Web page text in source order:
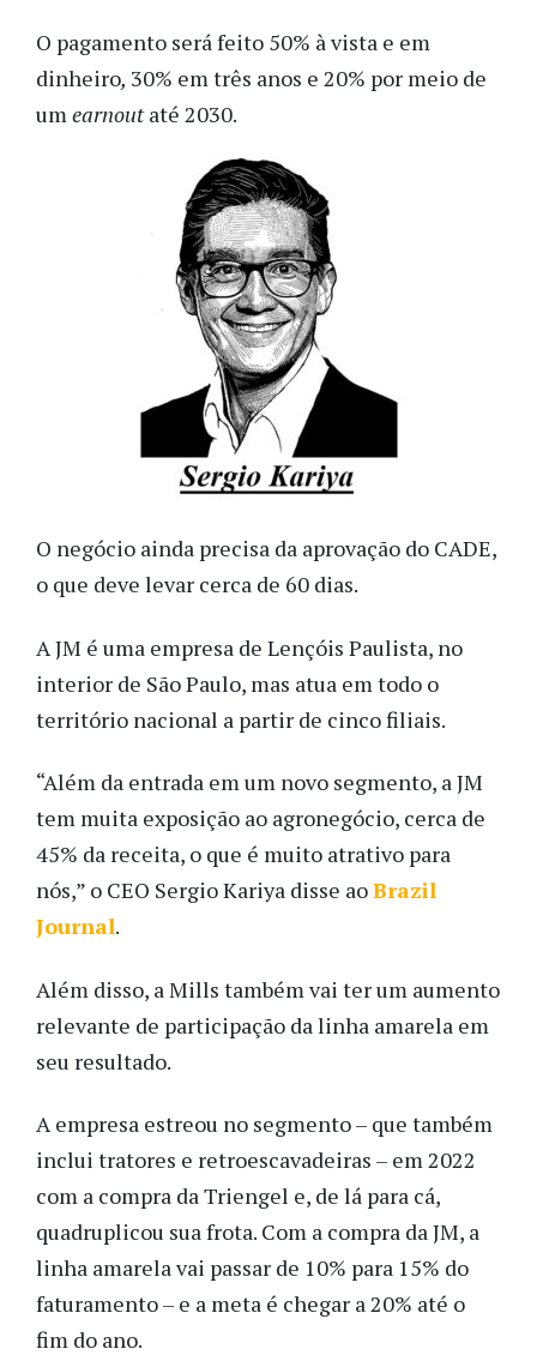
O pagamento será feito 50% à vista e em
dinheiro, 30% em três anos e 20% por meio de
umearnoutaté 2030.
O negócio ainda precisa da aprovação do CADE,
o que deve levar cerca de 60 dias.
A JM é uma empresa de Lençóis Paulista, no
interior de São Paulo, mas atua em todo o
território nacional a partir de cinco filiais.
“Além da entrada em um novo segmento, a JM
tem muita exposição ao agronegócio, cerca de
45% da receita, o que é muito atrativo para
nós,” o CEO Sergio Kariya disse aoBrazil
Journal.
Além disso, a Mills também vai ter um aumento
relevante de participação da linha amarela em
seu resultado.
A empresa estreou no segmento – que também
inclui tratores e retroescavadeiras – em 2022
com a compra da Triengel e, de lá para cá,
quadruplicou sua frota. Com a compra da JM, a
linha amarela vai passar de 10% para 15% do
faturamento – e a meta é chegar a 20% até o
fim do ano.